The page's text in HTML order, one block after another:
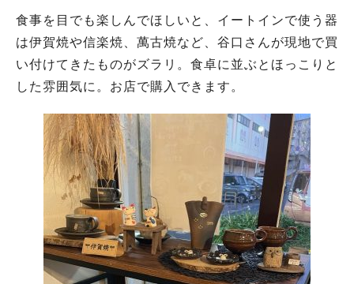
食事を目でも楽しんでほしいと、イートインで使う器
は伊賀焼や信楽焼、萬古焼など、谷口さんが現地で買
い付けてきたものがズラリ。食卓に並ぶとほっこりと
した雰囲気に。お店で購入できます。